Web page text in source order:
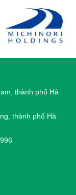
thành phố Hà
thành phố Hà